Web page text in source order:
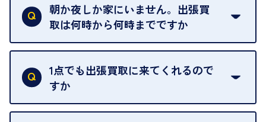
定のお店や、ほかのお客様への迷惑となることが考
えられるためです。
朝か夜しか家にいません。出張買
取は何時から何時までですか
ご訪問可能時間は、10時から19時です。
ただし、お品物の種類や量によっては対応させてい
ただくことがあります。
1点でも出張買取に来てくれるので
すか
はい。1点でもお伺いします。